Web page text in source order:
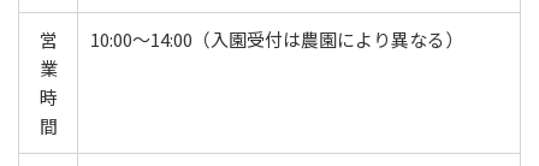
営
業
時
間
10:00～14:00（入園受付は農園により異なる）